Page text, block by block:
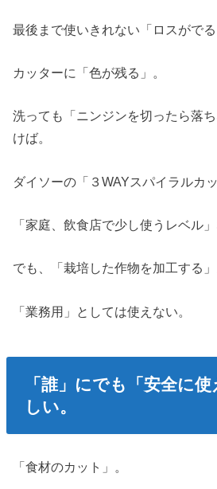
最後まで使いきれない「ロスがでる
カッターに「色が残る」。
洗っても「ニンジンを切ったら落
けば。
ダイソーの「３WAYスパイラルカッ
「家庭、飲食店で少し使うレベル」
でも、「栽培した作物を加工する」
「業務用」としては使えない。
「誰」にでも「安全に
しい。
「食材のカット」。